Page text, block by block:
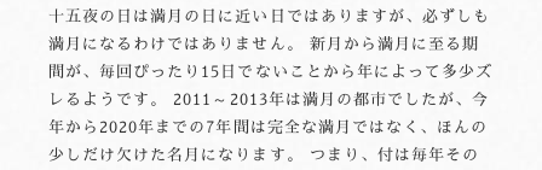
十五夜の日は満月の日に近い日ではありますが、必ずしも
満月になるわけではありません。 新月から満月に至る期
間が、毎回ぴったり15日でないことから年によって多少ズ
レるようです。 2011～2013年は満月の都市でしたが、今
年から2020年までの7年間は完全な満月ではなく、ほんの
少しだけ欠けた名月になります。 つまり、付は毎年その